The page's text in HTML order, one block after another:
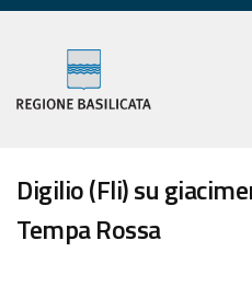
Digilio (Fli) su
Tempa Rossa